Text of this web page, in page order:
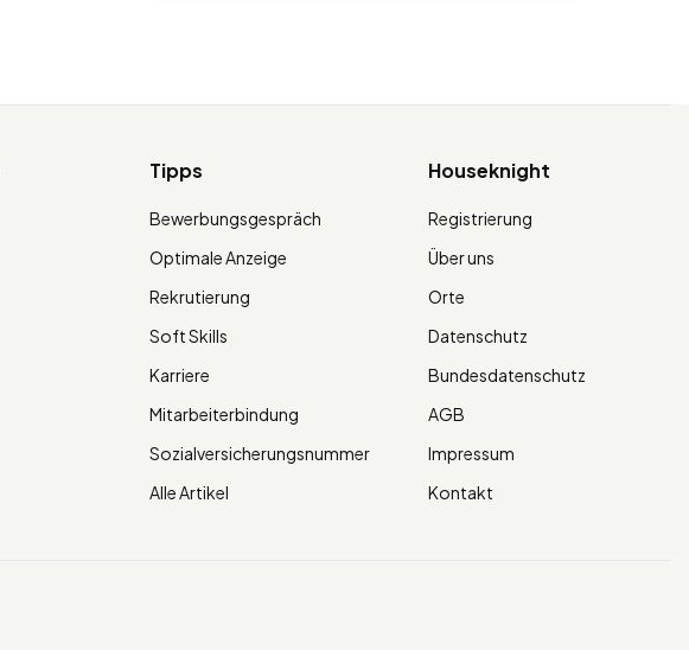
Tipps
Bewerbungsgespräch
Optimale Anzeige
Rekrutierung
Soft Skills
Karriere
Mitarbeiterbindung
Sozialversicherungsnummer
Alle Artikel
Houseknight
Registrierung
Über uns
Orte
Datenschutz
Bundesdatenschutz
AGB
Impressum
Kontakt